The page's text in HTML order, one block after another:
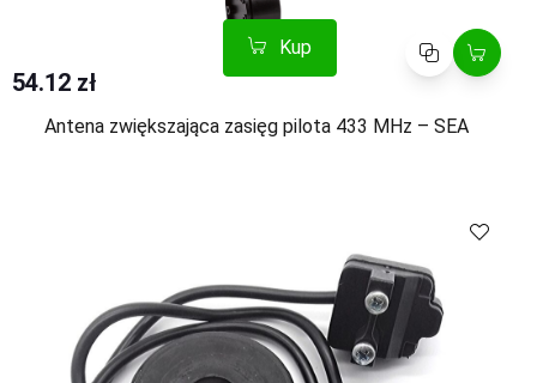
Kup Porównaj
54.12 zł
Antena zwiększająca zasięg pilota 433 MHz – SEA